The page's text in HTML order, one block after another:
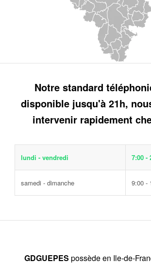
Notre standard
disponible jusqu'à 21h,
intervenir rapidement
lundi - vendredi 7:00 -
samedi - dimanche 9:00 -
GDGUEPES possède en Ile-de-